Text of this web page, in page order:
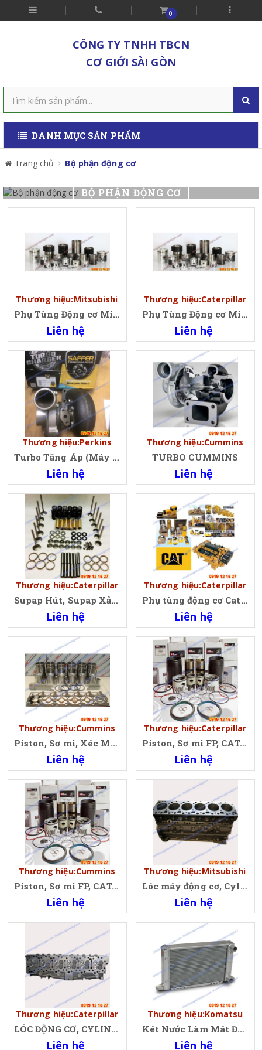
0
CÔNG TY TNHH TBCN
CƠ GIỚI SÀI GÒN
DANH MỤC SẢN PHẨM
Trang chủ Bộ phận động cơ
BỘ PHẬN ĐỘNG CƠ
Thương hiệu:Mitsubishi
Phụ Tùng Động cơ Misubishi 6D16
Liên hệ
Thương hiệu:Caterpillar
Phụ Tùng Động cơ Misubishi 6D16
Liên hệ
Thương hiệu:Perkins
Turbo Tăng Áp (Máy Phát Điện)/ Turbocharger, Generator, Perkins
Liên hệ
Thương hiệu:Cummins
TURBO CUMMINS
Liên hệ
Thương hiệu:Caterpillar
Supap Hút, Supap Xả, Lò Xo, Chén, Đệm, Đũa, Phớt Động Cơ Caterpillar C7, C7, C9, C15
Liên hệ
Thương hiệu:Caterpillar
Phụ tùng động cơ Cat, Caterpillar 3066 3116T 33306, C9
Liên hệ
Thương hiệu:Cummins
Piston, Sơ mi, Xéc Măng Cummins 6BT, 6CT, KTA19
Liên hệ
Thương hiệu:Caterpillar
Piston, Sơ mi FP, CAT, CUMMINS
Liên hệ
Thương hiệu:Cummins
Piston, Sơ mi FP, CAT, CUMMINS
Liên hệ
Thương hiệu:Mitsubishi
Lóc máy động cơ, Cylinder Block Mitsubishi 6DB1T, 6D31, 6D31T, 6D34, 6D34T, 6D14T, 6D15T, 6D16T
Liên hệ
Thương hiệu:Caterpillar
LÓC ĐỘNG CƠ, CYLINDER BLOCK CAT C15
Liên hệ
Thương hiệu:Komatsu
Két Nước Làm Mát Động Cơ, Két Giải Nhiệt Động Cơ Komatsu
Liên hệ